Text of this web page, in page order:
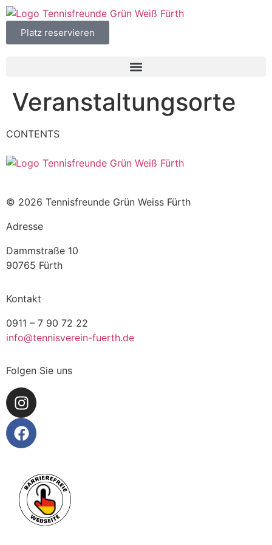
Platz reservieren
Veranstaltungsorte
CONTENTS
© 2026 Tennisfreunde Grün Weiss Fürth
Adresse
Dammstraße 10
90765 Fürth
Kontakt
0911 – 7 90 72 22
info@tennisverein-fuerth.de
Folgen Sie uns